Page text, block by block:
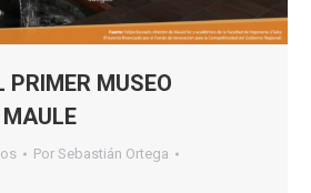
PRIMER MUSEO
Por Sebastián Ortega